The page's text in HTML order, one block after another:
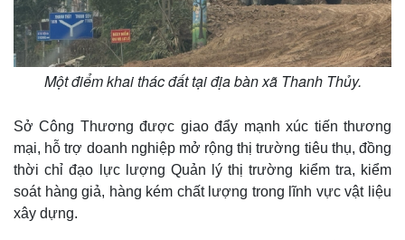
Một điểm khai thác đất tại địa bàn xã Thanh Thủy.
Sở Công Thương được giao đẩy mạnh xúc tiến thương
mại, hỗ trợ doanh nghiệp mở rộng thị trường tiêu thụ, đồng
thời chỉ đạo lực lượng Quản lý thị trường kiểm tra, kiểm
soát hàng giả, hàng kém chất lượng trong lĩnh vực vật liệu
xây dựng.